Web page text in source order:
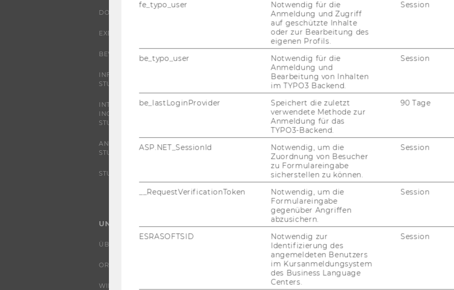
DOKTORAT / PHD
EXECUTIVE EDUCATION
BEWERBUNG UND ZULASSUNG
INFORMATIONEN FÜR
STUDIERENDE
INTERNATIONALE UND
INCOMING EXCHANGE
STUDIERENDE
ANGEBOTE FÜR SCHULEN UND
STUDIENINTERESSIERTE
STUDENT CLUBS
ORGANISATION DER
FORSCHUNG
FORSCHUNGSINFRASTRUKTUR
UNIVERSITÄT
ÜBER DIE WU
ORGANISATION
WIRTSCHAFT UND
JOBS
JOBS
JOBPORTAL
RESEARCH CAREER
fe_typo_user
Notwendig für die
Anmeldung und Zugriff
auf geschützte Inhalte
oder zur Bearbeitung des
eigenen Profils.
Session
be_typo_user
Notwendig für die
Anmeldung und
Bearbeitung von Inhalten
im TYPO3 Backend.
Session
be_lastLoginProvider
Speichert die zuletzt
verwendete Methode zur
Anmeldung für das
TYPO3-Backend.
90 Tage
ASP.NET_SessionId
Notwendig, um die
Zuordnung von Besucher
zu Formulareingabe
sicherstellen zu können.
Session
__RequestVerificationToken
Notwendig, um die
Formulareingabe
gegenüber Angriffen
abzusichern.
Session
ESRASOFTSID
Notwendig zur
Identifizierung des
angemeldeten Benutzers
im Kursanmeldungsystem
des Business Language
Centers.
Session